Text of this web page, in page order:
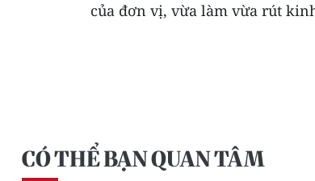
của đơn vị, vừa làm vừa rút
CÓ THỂ BẠN QUAN TÂM